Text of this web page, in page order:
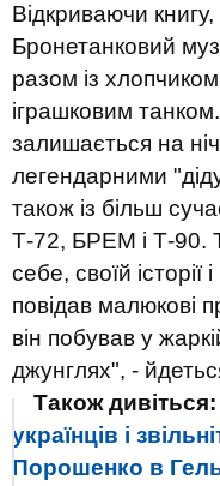
Відкриваючи
Бронетанковий
разом із
іграшковим
залишається на
легендарними
також із більш
Т-72, ​​БРЕМ і Т-90.
себе, своїй
повідав малюкові
він побував у
джунглях", -
Також дивіться:
українців і
Порошенко в